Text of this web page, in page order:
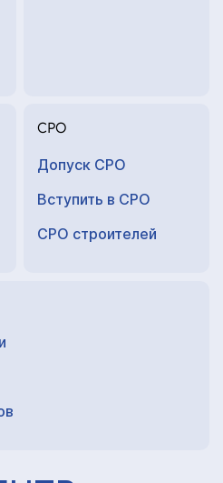
СРО
Допуск СРО
Вступить в СРО
СРО строителей